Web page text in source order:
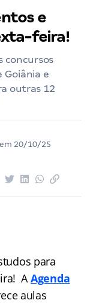
e
feira!
concursos
Goiânia e
outras 12
20/10/25
para
AAgenda
aulas